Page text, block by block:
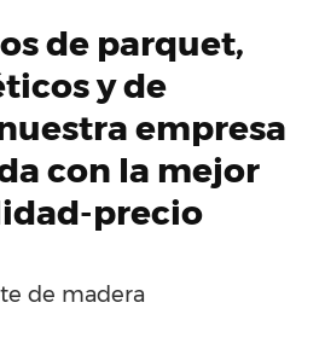
de parquet,
y de
empresa
con la mejor
precio
de madera